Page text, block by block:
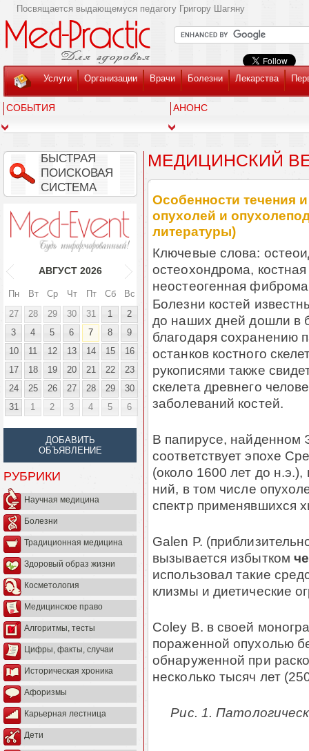
Посвящается выдающемуся педагогу Григору Шагяну
Услуги Организации Врачи Болезни Лекарства
СОБЫТИЯ АНОНС
БЫСТРАЯ
ПОИСКОВАЯ
СИСТЕМА
АВГУСТ 2026
Пн Вт Ср Чт Пт Сб
Вс
27
28 29 30 31 1
2
3
4 5 6 7 8
9
10
11 12 13 14 15
16
17
18 19 20 21 22
23
24
25 26 27 28 29
30
31
1 2 3 4 5 6
ДОБАВИТЬ
ОБЪЯВЛЕНИЕ
РУБРИКИ
Научная медицина
Болезни
Традиционная медицина
Здоровый образ жизни
Косметология
Медицинское право
Алгоритмы, тесты
Цифры, факты, случаи
Историческая хроника
Афоризмы
Карьерная лестница
Дети
МЕДИЦИНСКИЙ
Особенности течения
опухолей и
литературы)
Ключевые слова:
остеохондрома,
неостеогенная
Болезни костей
до наших дней дошли в
благодаря сохранению
ос­тан­ков костного
рукописями также
скелета древнего
заболеваний костей.
В папирусе,
соответствует эпохе
(около 1600 лет до
ний, в том числе
спектр применявшихся
Galen P.
вызывается избытком
использовал такие
клизмы и диетические
Coley В. в своей
пораженной опухолью
обна­ру­женной при
несколько тысяч лет
Рис. 1.